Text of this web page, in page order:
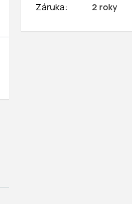
Záruka: 2 roky